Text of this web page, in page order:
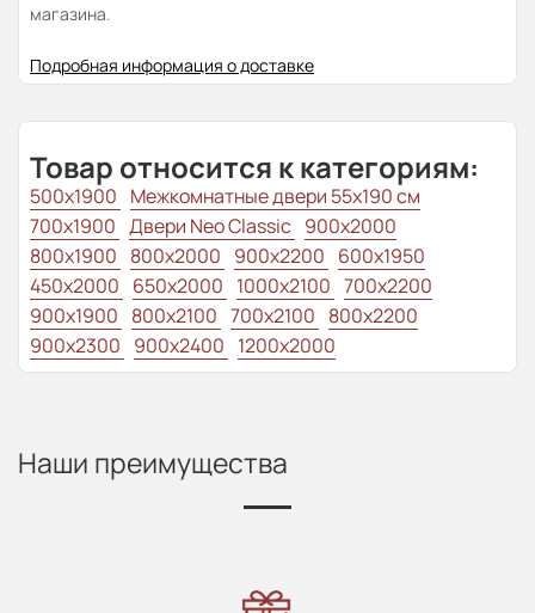
магазина.
Подробная информация о доставке
Товар относится к категориям:
500x1900 Межкомнатные двери 55х190 см
700x1900 Двери Neo Classic 900x2000
800х1900 800x2000 900x2200 600x1950
450x2000 650x2000 1000x2100 700x2200
900x1900 800x2100 700x2100 800x2200
900x2300 900x2400 1200x2000
Наши преимущества